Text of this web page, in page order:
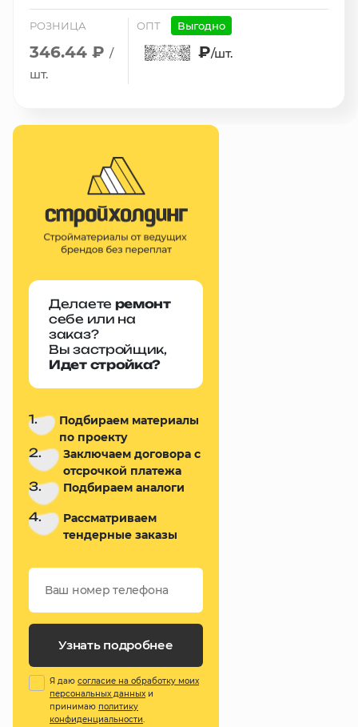
РОЗНИЦА
346.44 ₽ /
шт.
ОПТ Выгодно
₽/шт.
Делаете ремонт
себе или на
заказ?
Вы застройщик,
Идет стройка?
1.
Подбираем материалы
по проекту
2.
Заключаем договора с
отсрочкой платежа
3. Подбираем аналоги
4.
Рассматриваем
тендерные заказы
Узнать подробнее
Я даю согласие на обработку моих
персональных данных и
принимаю политику
конфиденциальности.